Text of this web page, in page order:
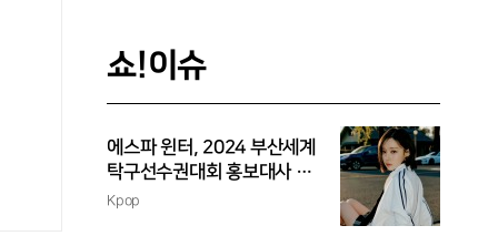
쇼!이슈
에스파 윈터, 2024 부산세계
탁구선수권대회 홍보대사 위
촉
Kpop